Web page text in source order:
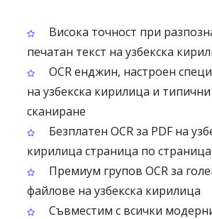
Висока точност при
печатан текст на узбекска
OCR енджин, настроен
на узбекска кирилица и
сканиране
Безплатен OCR за PDF на
кирилица страница по страница
Премиум групов OCR за
файлове на узбекска кирилица
Съвместим с всички